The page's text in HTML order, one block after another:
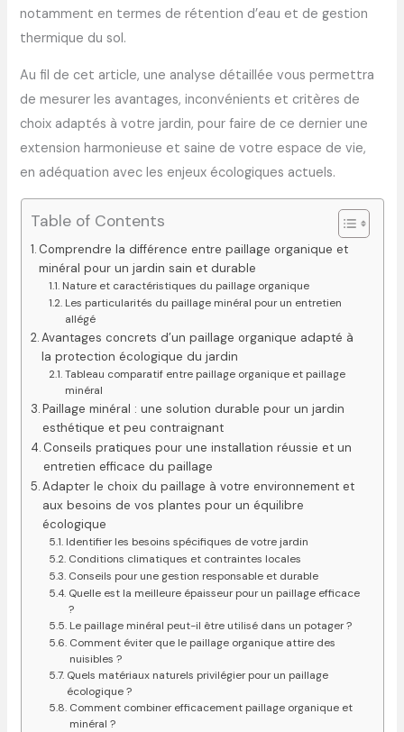
notamment en termes de rétention d’eau et de gestion
thermique du sol.
Au fil de cet article, une analyse détaillée vous permettra
de mesurer les avantages, inconvénients et critères de
choix adaptés à votre jardin, pour faire de ce dernier une
extension harmonieuse et saine de votre espace de vie,
en adéquation avec les enjeux écologiques actuels.
Table of Contents
Comprendre la différence entre paillage organique et
minéral pour un jardin sain et durable
Nature et caractéristiques du paillage organique
Les particularités du paillage minéral pour un entretien
allégé
Avantages concrets d’un paillage organique adapté à
la protection écologique du jardin
Tableau comparatif entre paillage organique et paillage
minéral
Paillage minéral : une solution durable pour un jardin
esthétique et peu contraignant
Conseils pratiques pour une installation réussie et un
entretien efficace du paillage
Adapter le choix du paillage à votre environnement et
aux besoins de vos plantes pour un équilibre
écologique
Identifier les besoins spécifiques de votre jardin
Conditions climatiques et contraintes locales
Conseils pour une gestion responsable et durable
Quelle est la meilleure épaisseur pour un paillage efficace
?
Le paillage minéral peut-il être utilisé dans un potager ?
Comment éviter que le paillage organique attire des
nuisibles ?
Quels matériaux naturels privilégier pour un paillage
écologique ?
Comment combiner efficacement paillage organique et
minéral ?